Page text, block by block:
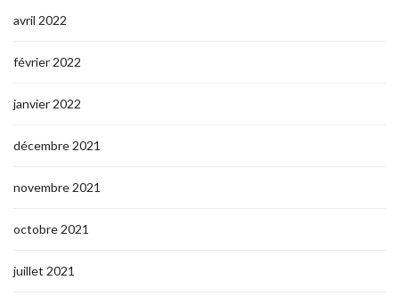
avril 2022
février 2022
janvier 2022
décembre 2021
novembre 2021
octobre 2021
juillet 2021